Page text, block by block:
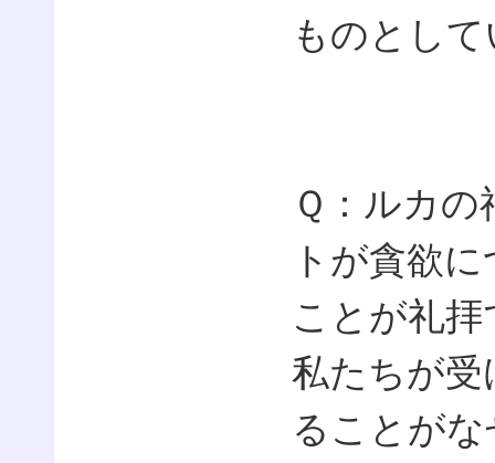
ものとし
Ｑ：ルカ
トが貪欲
ことが礼
私たちが
ることが